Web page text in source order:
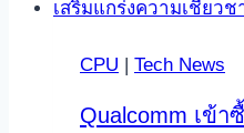
CPU | Tech News
Qualcomm เข้า